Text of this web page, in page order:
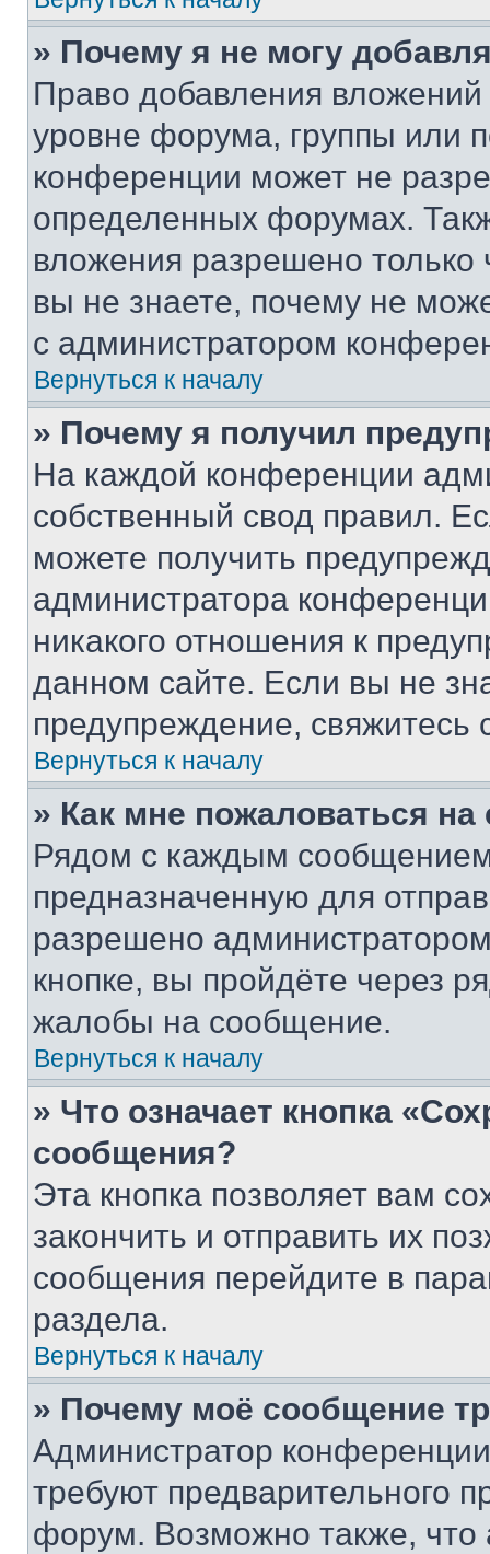
» Почему я не могу
Право добавления
уровне форума, группы или
конференции может не
определенных форумах.
вложения разрешено
вы не знаете, почему не
с администратором
Вернуться к началу
» Почему я получил
На каждой конференции
собственный свод правил.
можете получить
администратора
никакого отношения к
данном сайте. Если вы не
предупреждение,
Вернуться к началу
» Как мне пожаловаться
Рядом с каждым сообщением
предназначенную для
разрешено
кнопке, вы пройдёте через
жалобы на сообщение.
Вернуться к началу
» Что означает кнопка
сообщения?
Эта кнопка позволяет вам
закончить и отправить их
сообщения перейдите в
раздела.
Вернуться к началу
» Почему моё сообщение
Администратор
требуют предварительного
форум. Возможно также, что